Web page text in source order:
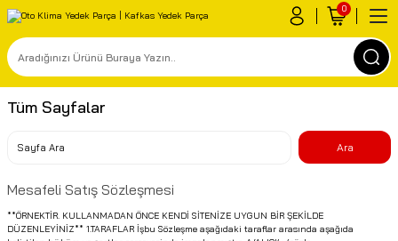
0
Tüm Sayfalar
Mesafeli Satış Sözleşmesi
**ÖRNEKTİR. KULLANMADAN ÖNCE KENDİ SİTENİZE UYGUN BİR ŞEKİLDE
DÜZENLEYİNİZ** 1.TARAFLAR İşbu Sözleşme aşağıdaki taraflar arasında aşağıda